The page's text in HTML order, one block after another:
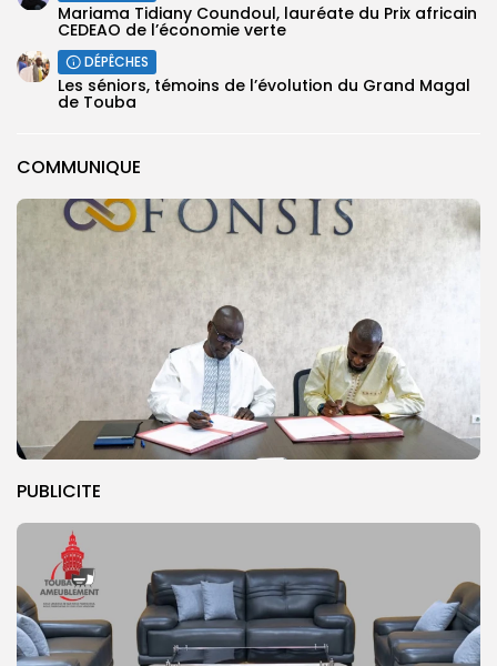
COMMUNIQUE
PUBLICITE
Mariama Tidiany Coundoul, lauréate du Prix africain
CEDEAO de l’économie verte
DÉPÊCHES
Les séniors, témoins de l’évolution du Grand Magal
de Touba